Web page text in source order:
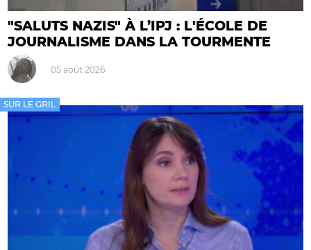
"SALUTS NAZIS" À L’IPJ : L'ÉCOLE DE
JOURNALISME DANS LA TOURMENTE
05 août 2026
SUR LE GRIL